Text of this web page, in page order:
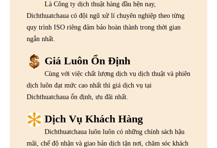
Là Công ty dịch thuật hàng đầu hện nay,
Dichthuatchaua có đội ngũ xử lí chuyên nghiệp theo từng
quy trình ISO riêng đảm bảo hoàn thành trong thời gian
ngắn nhất.
Giá Luôn Ổn Định
Cùng với việc chất lượng dịch vụ dịch thuật và phiên
dịch luôn đạt mức cao nhất thì giá dịch vụ tại
Dichthuatchaua ổn định, ưu đãi nhất.
Dịch Vụ Khách Hàng
Dichthuatchaua luôn luôn có những chính sách hậu
mãi, chế độ nhận và giao bản dịch tận nơi, chăm sóc khách